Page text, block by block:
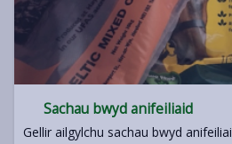
Sachau bwyd anifeiliaid
Gellir ailgylchu sachau bwyd